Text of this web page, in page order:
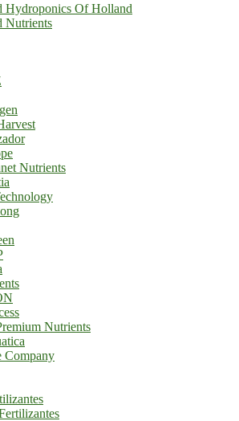
Hydroponics Of Holland
Nutrients
Nutrients
Nutrients
Company